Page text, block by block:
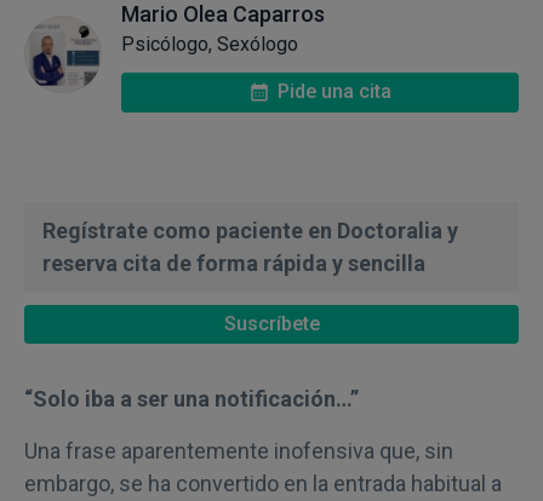
Mario Olea Caparros
Psicólogo, Sexólogo
Pide una cita
Regístrate como paciente en Doctoralia y
reserva cita de forma rápida y sencilla
Suscríbete
“Solo iba a ser una notificación…”
Una frase aparentemente inofensiva que, sin
embargo, se ha convertido en la entrada habitual a